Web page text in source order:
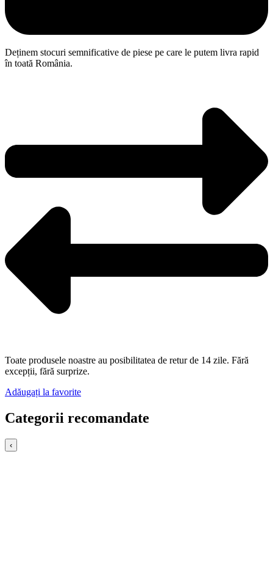
Deținem stocuri semnificative de piese pe care le putem livra rapid
în toată România.
Toate produsele noastre au posibilitatea de retur de 14 zile. Fără
excepții, fără surprize.
Adăugați la favorite
Categorii recomandate
‹